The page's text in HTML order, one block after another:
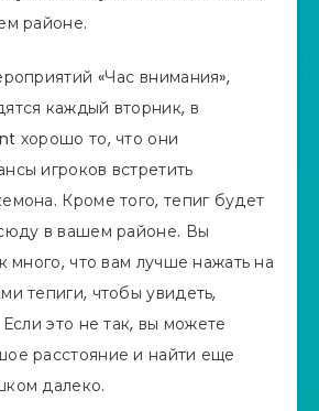
районе.
«Час внимания»,
каждый вторник, в
хорошо то, что они
игроков встретить
Кроме того, тепиг будет
в вашем районе. Вы
много, что вам лучше нажать на
тепиги, чтобы увидеть,
это не так, вы можете
расстояние и найти еще
далеко.